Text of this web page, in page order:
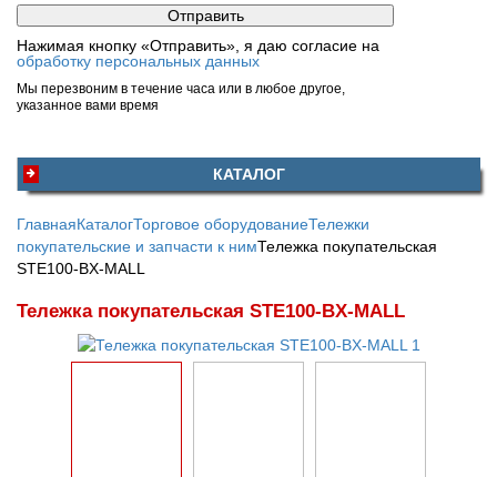
Нажимая кнопку «Отправить», я даю согласие на
обработку персональных данных
Мы перезвоним в течение часа или в любое другое,
указанное вами время
КАТАЛОГ
ГлавнаяКаталогТорговое оборудованиеТележки
покупательские и запчасти к нимТележка покупательская
STE100-BX-MALL
Тележка покупательская STE100-BX-MALL